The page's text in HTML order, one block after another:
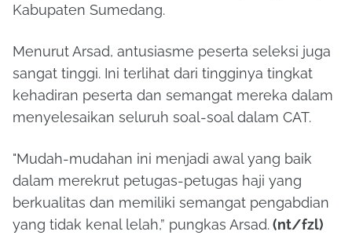
Kabupaten Sumedang.
Menurut Arsad, antusiasme peserta seleksi juga
sangat tinggi. Ini terlihat dari tingginya tingkat
kehadiran peserta dan semangat mereka dalam
menyelesaikan seluruh soal-soal dalam CAT.
"Mudah-mudahan ini menjadi awal yang baik
dalam merekrut petugas-petugas haji yang
berkualitas dan memiliki semangat pengabdian
yang tidak kenal lelah,” pungkas Arsad.(nt/fzl)